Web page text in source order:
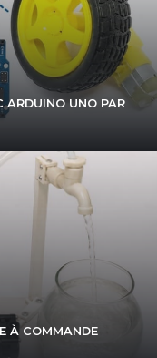
ARDUINO UNO PAR
À COMMANDE